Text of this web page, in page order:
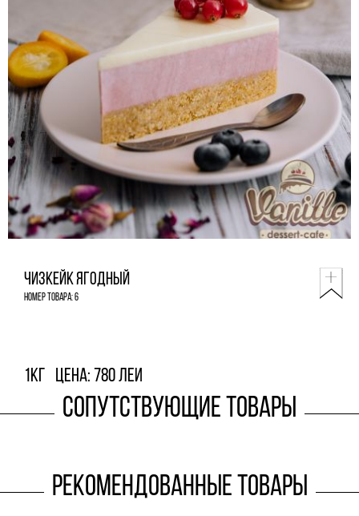
Чизкейк ягодный
Номер товара: 6
1кг Цена: 780 леи
Сопутствующие товары
Рекомендованные товары